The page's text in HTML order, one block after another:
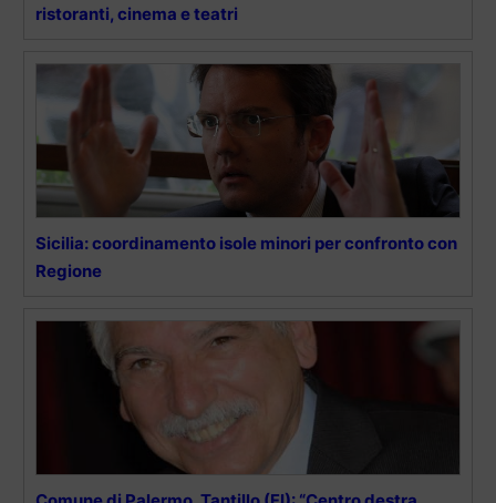
ristoranti, cinema e teatri
Sicilia: coordinamento isole minori per confronto con
Regione